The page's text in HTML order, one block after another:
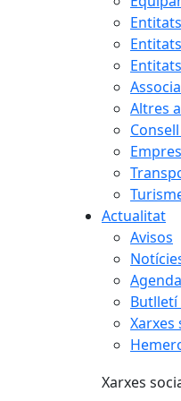
Altres
Actualitat
Avisos
Agenda
Xarxes
Xarxes